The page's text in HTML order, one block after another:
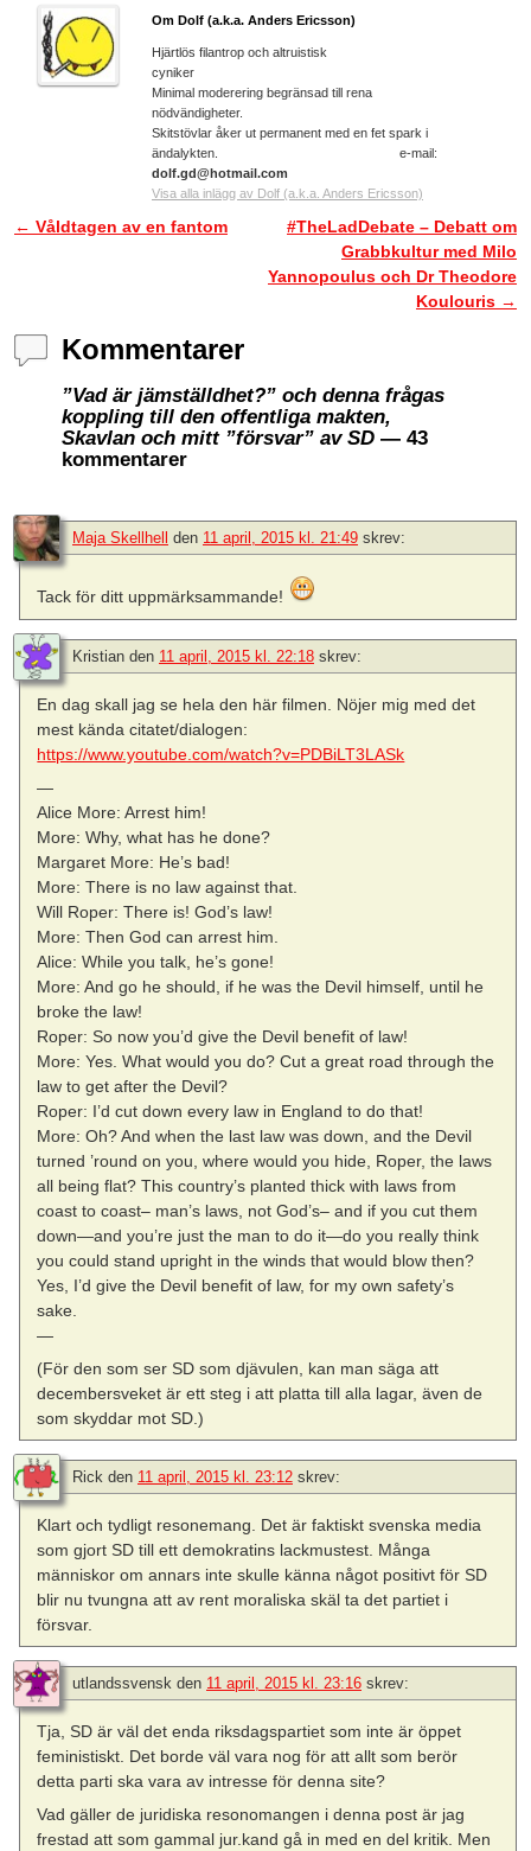
Om Dolf (a.k.a. Anders Ericsson)
Hjärtlös filantrop och altruistisk
cyniker
Minimal moderering begränsad till rena
nödvändigheter.
Skitstövlar åker ut permanent med en fet spark i
ändalykten. e-mail:
dolf.gd@hotmail.com
Visa alla inlägg av Dolf (a.k.a. Anders Ericsson)
Inläggsnavigering
← Våldtagen av en fantom
#TheLadDebate – Debatt om
Grabbkultur med Milo
Yannopoulus och Dr Theodore
Koulouris →
Kommentarer
”Vad är jämställdhet?” och denna frågas
koppling till den offentliga makten,
Skavlan och mitt ”försvar” av SD — 43
kommentarer
Maja Skellhell den 11 april, 2015 kl. 21:49 skrev:
Tack för ditt uppmärksammande!
Kristian den 11 april, 2015 kl. 22:18 skrev:
En dag skall jag se hela den här filmen. Nöjer mig med det
mest kända citatet/dialogen:
https://www.youtube.com/watch?v=PDBiLT3LASk
—
Alice More: Arrest him!
More: Why, what has he done?
Margaret More: He’s bad!
More: There is no law against that.
Will Roper: There is! God’s law!
More: Then God can arrest him.
Alice: While you talk, he’s gone!
More: And go he should, if he was the Devil himself, until he
broke the law!
Roper: So now you’d give the Devil benefit of law!
More: Yes. What would you do? Cut a great road through the
law to get after the Devil?
Roper: I’d cut down every law in England to do that!
More: Oh? And when the last law was down, and the Devil
turned ’round on you, where would you hide, Roper, the laws
all being flat? This country’s planted thick with laws from
coast to coast– man’s laws, not God’s– and if you cut them
down—and you’re just the man to do it—do you really think
you could stand upright in the winds that would blow then?
Yes, I’d give the Devil benefit of law, for my own safety’s
sake.
—
(För den som ser SD som djävulen, kan man säga att
decembersveket är ett steg i att platta till alla lagar, även de
som skyddar mot SD.)
Rick den 11 april, 2015 kl. 23:12 skrev:
Klart och tydligt resonemang. Det är faktiskt svenska media
som gjort SD till ett demokratins lackmustest. Många
människor om annars inte skulle känna något positivt för SD
blir nu tvungna att av rent moraliska skäl ta det partiet i
försvar.
utlandssvensk den 11 april, 2015 kl. 23:16 skrev:
Tja, SD är väl det enda riksdagspartiet som inte är öppet
feministiskt. Det borde väl vara nog för att allt som berör
detta parti ska vara av intresse för denna site?
Vad gäller de juridiska resonomangen i denna post är jag
frestad att som gammal jur.kand gå in med en del kritik. Men